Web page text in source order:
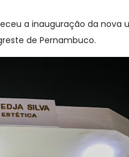
a inauguração da nova
de Pernambuco.